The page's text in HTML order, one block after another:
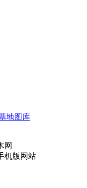
地图库
机版网站